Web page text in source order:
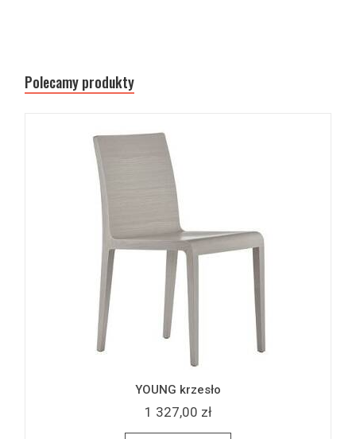
Polecamy produkty
YOUNG krzesło
1 327,00 zł